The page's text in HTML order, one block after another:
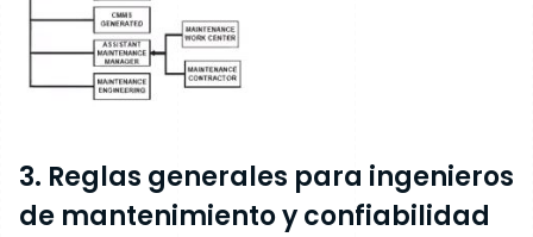
3. Reglas generales para ingenieros
de mantenimiento y confiabilidad